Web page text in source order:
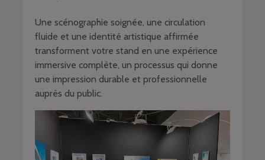
Une scénographie soignée, une circulation
fluide et une identité artistique affirmée
transforment votre stand en une expérience
immersive complète, un processus qui donne
une impression durable et professionnelle
auprès du public.